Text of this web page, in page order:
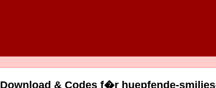
Download & Codes f�r huepfende-